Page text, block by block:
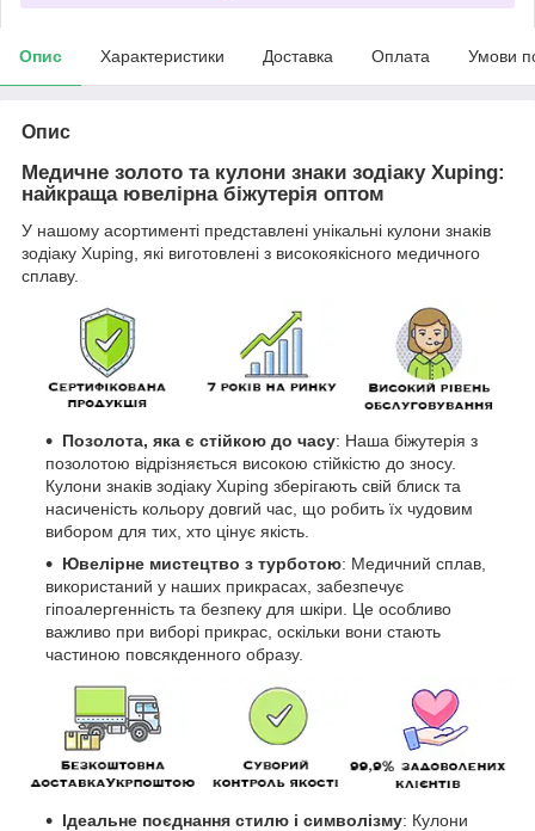
Опис Характеристики Доставка Оплата Умови
Опис
Медичне золото та кулони знаки зодіаку Xuping:
найкраща ювелірна біжутерія оптом
У нашому асортименті представлені унікальні кулони знаків
зодіаку Xuping, які виготовлені з високоякісного медичного
сплаву.
Позолота, яка є стійкою до часу: Наша біжутерія з
позолотою відрізняється високою стійкістю до зносу.
Кулони знаків зодіаку Xuping зберігають свій блиск та
насиченість кольору довгий час, що робить їх чудовим
вибором для тих, хто цінує якість.
Ювелірне мистецтво з турботою: Медичний сплав,
використаний у наших прикрасах, забезпечує
гіпоалергенність та безпеку для шкіри. Це особливо
важливо при виборі прикрас, оскільки вони стають
частиною повсякденного образу.
Ідеальне поєднання стилю і символізму: Кулони